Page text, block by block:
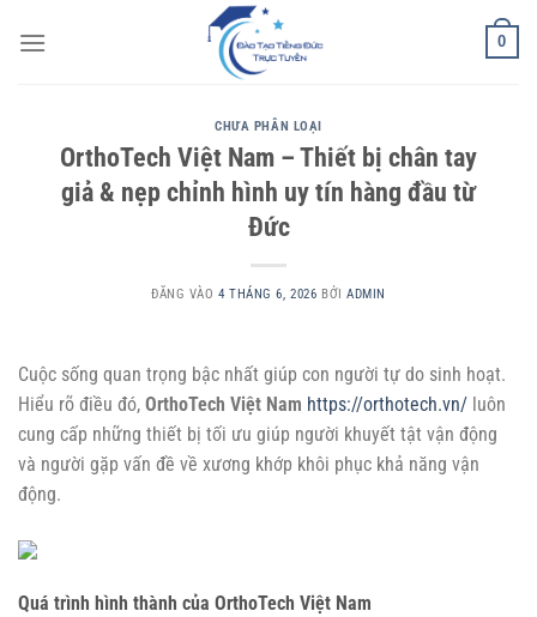
qua
0
CHƯA PHÂN LOẠI
OrthoTech Việt Nam – Thiết bị chân tay
giả & nẹp chỉnh hình uy tín hàng đầu từ
Đức
ĐĂNG VÀO 4 THÁNG 6, 2026 BỞIADMIN
Cuộc sống quan trọng bậc nhất giúp con người tự do sinh hoạt.
Hiểu rõ điều đó, OrthoTech Việt Nam https://orthotech.vn/ luôn
cung cấp những thiết bị tối ưu giúp người khuyết tật vận động
và người gặp vấn đề về xương khớp khôi phục khả năng vận
động.
Quá trình hình thành của OrthoTech Việt Nam